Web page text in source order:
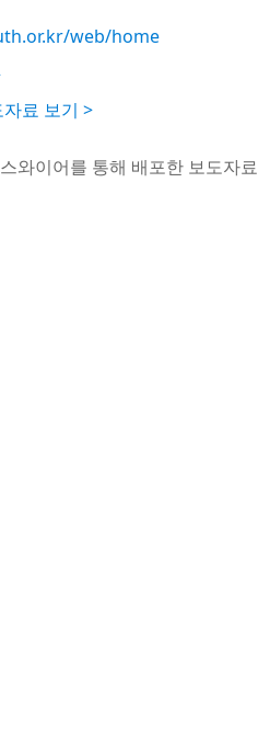
web/home
료 보기 >
와이어를 통해 배포한 보도자